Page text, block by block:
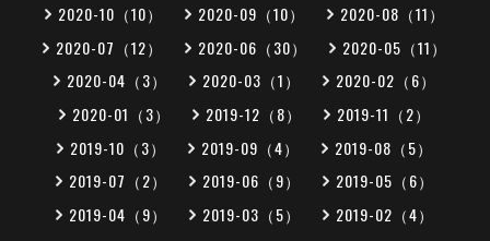
2020-10（10）
2020-09（10）
2020-08（11）
2020-07（12）
2020-06（30）
2020-05（11）
2020-04（3）
2020-03（1）
2020-02（6）
2020-01（3）
2019-12（8）
2019-11（2）
2019-10（3）
2019-09（4）
2019-08（5）
2019-07（2）
2019-06（9）
2019-05（6）
2019-04（9）
2019-03（5） 2019-02（4）